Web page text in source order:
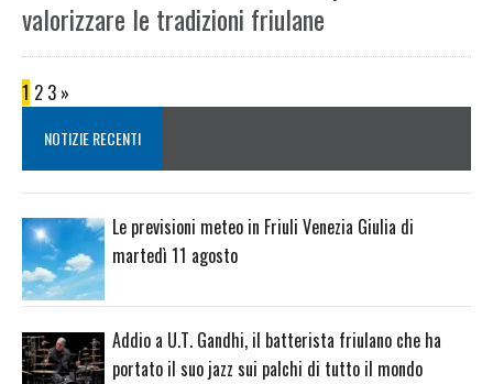
valorizzare le tradizioni friulane
1 2 3 »
NOTIZIE RECENTI
Le previsioni meteo in Friuli Venezia Giulia di
martedì 11 agosto
Addio a U.T. Gandhi, il batterista friulano che ha
portato il suo jazz sui palchi di tutto il mondo